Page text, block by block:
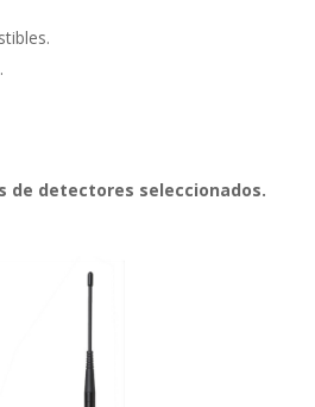
de detectores seleccionados.